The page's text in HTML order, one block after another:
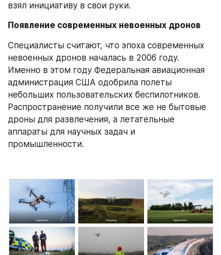
взял инициативу в свои руки.
Появление современных невоенных дронов
Специалисты считают, что эпоха современных
невоенных дронов началась в 2006 году.
Именно в этом году Федеральная авиационная
администрация США одобрила полеты
небольших пользовательских беспилотников.
Распространение получили все же не бытовые
дроны для развлечения, а летательные
аппараты для научных задач и
промышленности.